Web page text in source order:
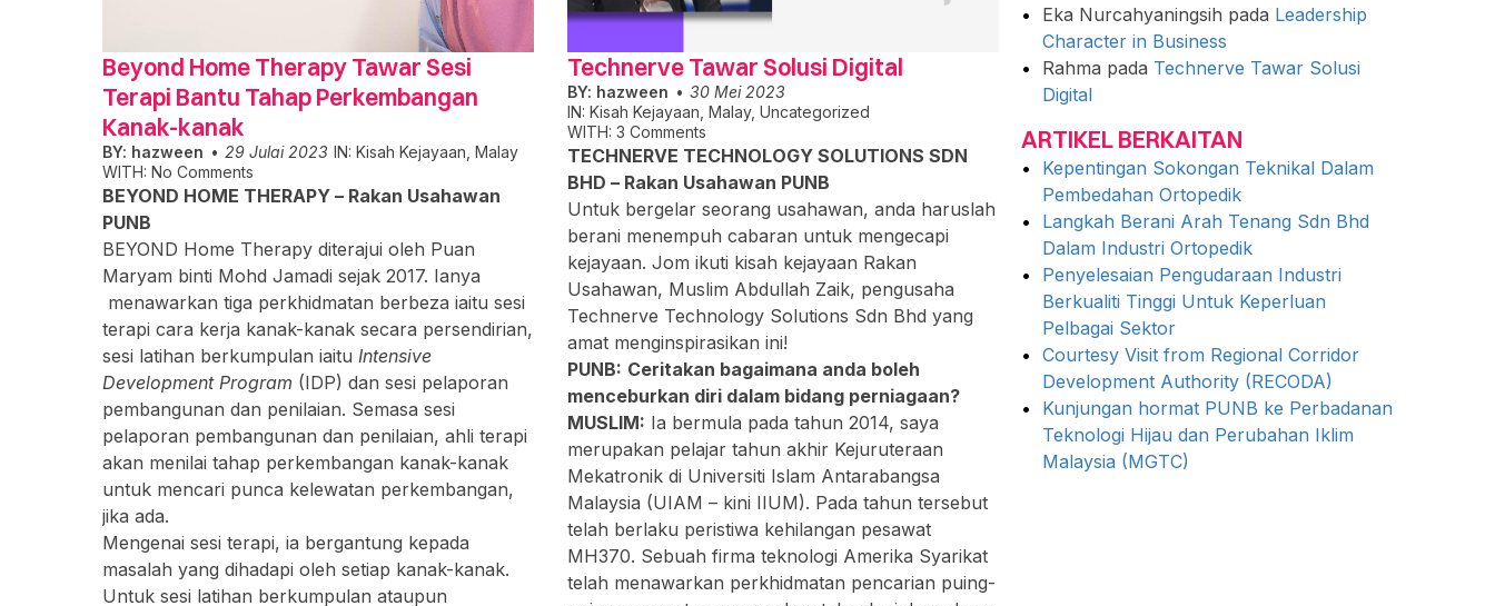
Beyond Home Therapy Tawar Sesi
Terapi Bantu Tahap Perkembangan
Kanak-kanak
BY: hazween 29 Julai 2023 IN: Kisah Kejayaan Malay
WITH: No Comments
BEYOND HOME THERAPY – Rakan Usahawan
PUNB
BEYOND Home Therapy diterajui oleh Puan
Maryam binti Mohd Jamadi sejak 2017. Ianya
menawarkan tiga perkhidmatan berbeza iaitu sesi
terapi cara kerja kanak-kanak secara persendirian,
sesi latihan berkumpulan iaitu Intensive
Development Program (IDP) dan sesi pelaporan
pembangunan dan penilaian. Semasa sesi
pelaporan pembangunan dan penilaian, ahli terapi
akan menilai tahap perkembangan kanak-kanak
untuk mencari punca kelewatan perkembangan,
jika ada.
Mengenai sesi terapi, ia bergantung kepada
masalah yang dihadapi oleh setiap kanak-kanak.
Untuk sesi latihan berkumpulan ataupun
Technerve Tawar Solusi Digital
BY: hazween
30 Mei 2023
IN: Kisah Kejayaan Malay, Uncategorized
WITH: 3 Comments
TECHNERVE TECHNOLOGY SOLUTIONS SDN
BHD – Rakan Usahawan PUNB
Untuk bergelar seorang usahawan, anda haruslah
berani menempuh cabaran untuk mengecapi
kejayaan. Jom ikuti kisah kejayaan Rakan
Usahawan, Muslim Abdullah Zaik, pengusaha
Technerve Technology Solutions Sdn Bhd yang
amat menginspirasikan ini!
PUNB: Ceritakan bagaimana anda boleh
menceburkan diri dalam bidang perniagaan?
MUSLIM: Ia bermula pada tahun 2014, saya
merupakan pelajar tahun akhir Kejuruteraan
Mekatronik di Universiti Islam Antarabangsa
Malaysia (UIAM – kini IIUM). Pada tahun tersebut
telah berlaku peristiwa kehilangan pesawat
MH370. Sebuah firma teknologi Amerika Syarikat
telah menawarkan perkhidmatan pencarian puing-
Eka Nurcahyaningsih pada Leadership
Character in Business
Rahma pada Technerve Tawar Solusi
Digital
ARTIKEL BERKAITAN
Kepentingan Sokongan Teknikal Dalam
Pembedahan Ortopedik
Langkah Berani Arah Tenang Sdn Bhd
Dalam Industri Ortopedik
Penyelesaian Pengudaraan Industri
Berkualiti Tinggi Untuk Keperluan
Pelbagai Sektor
Courtesy Visit from Regional Corridor
Development Authority (RECODA)
Kunjungan hormat PUNB ke Perbadanan
Teknologi Hijau dan Perubahan Iklim
Malaysia (MGTC)